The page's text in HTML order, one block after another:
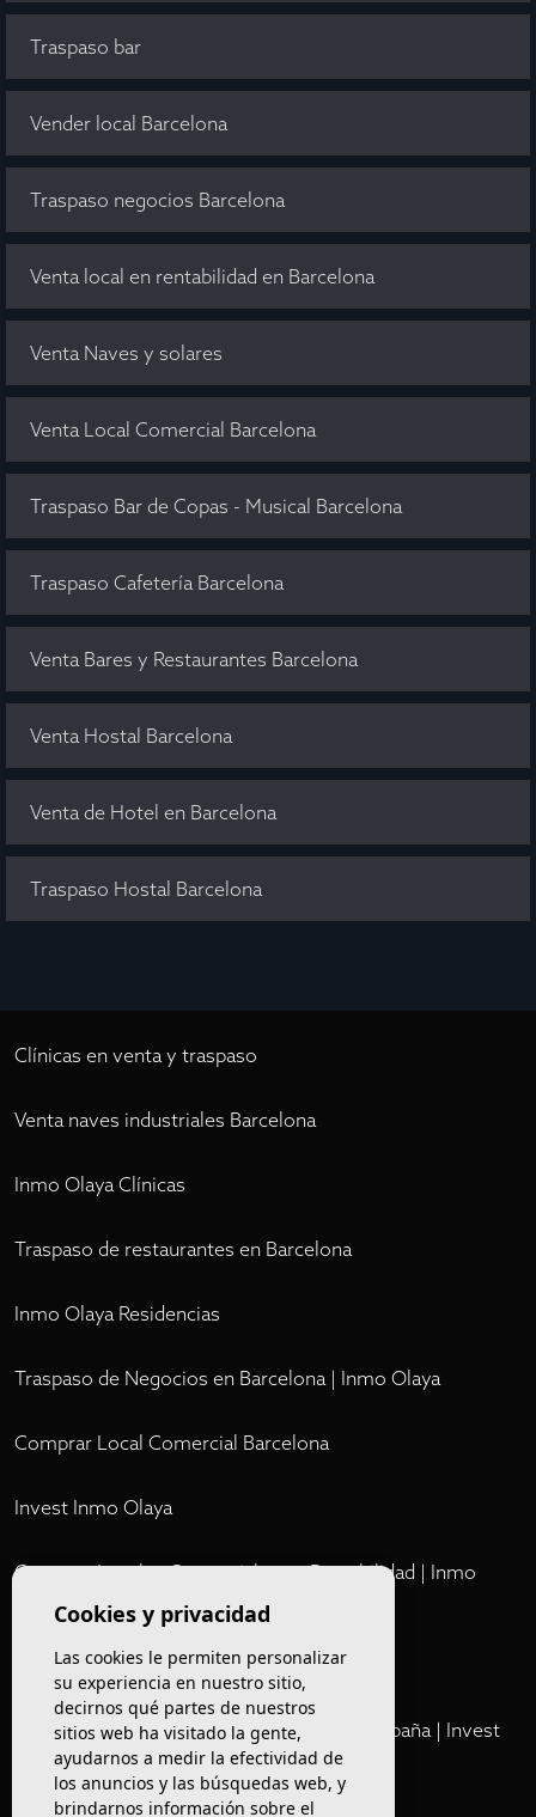
Traspaso bar
Vender local Barcelona
Traspaso negocios Barcelona
Venta local en rentabilidad en Barcelona
Venta Naves y solares
Venta Local Comercial Barcelona
Traspaso Bar de Copas - Musical Barcelona
Traspaso Cafetería Barcelona
Venta Bares y Restaurantes Barcelona
Venta Hostal Barcelona
Venta de Hotel en Barcelona
Traspaso Hostal Barcelona
Clínicas en venta y traspaso
Venta naves industriales Barcelona
Inmo Olaya Clínicas
Traspaso de restaurantes en Barcelona
Inmo Olaya Residencias
Traspaso de Negocios en Barcelona | Inmo Olaya
Comprar Local Comercial Barcelona
Invest Inmo Olaya
Comprar Locales Comerciales en Rentabilidad | Inmo
Cartera Privada de Activos Hoteleros en España | Invest
Inmo Olaya
Cookies y privacidad
Las cookies le permiten personalizar
su experiencia en nuestro sitio,
decirnos qué partes de nuestros
sitios web ha visitado la gente,
ayudarnos a medir la efectividad de
los anuncios y las búsquedas web, y
brindarnos información sobre el